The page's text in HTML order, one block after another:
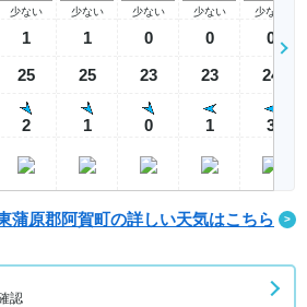
少ない
1
25
2
少ない
1
25
1
少ない
0
23
0
少ない
0
23
1
少ない
0
24
3
蒲原郡阿賀町の詳しい天気はこちら
認